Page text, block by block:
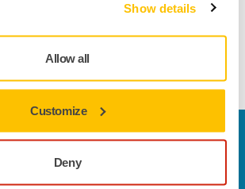
Show details
Allow all
Customize
Deny
Ta kontakt
dine.